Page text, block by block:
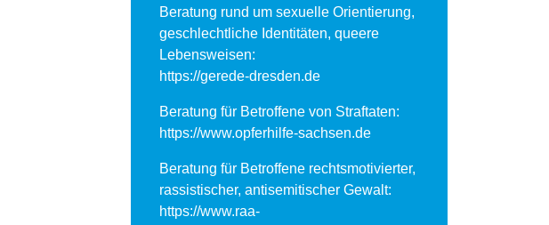
Beratung rund um sexuelle Orientierung,
geschlechtliche Identitäten, queere
Lebensweisen:
https://gerede-dresden.de
Beratung für Betroffene von Straftaten:
https://www.opferhilfe-sachsen.de
Beratung für Betroffene rechtsmotivierter,
rassistischer, antisemitischer Gewalt:
https://www.raa-